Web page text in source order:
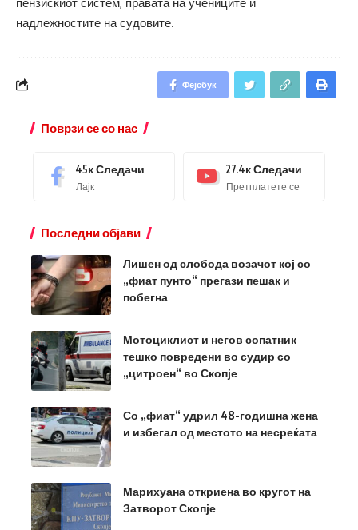
надлежностите на судовите.
Фејсбук
Поврзи се со нас
45кСледачи
Лајк
27.4кСледачи
Претплатете се
Последни објави
Лишен од слобода возачот кој со
„фиат пунто“ прегази пешак и
побегна
Мотоциклист и негов сопатник
тешко повредени во судир со
„цитроен“ во Скопје
Со „фиат“ удрил 48-годишна жена
и избегал од местото на несреќата
Марихуана откриена во кругот на
Затворот Скопје